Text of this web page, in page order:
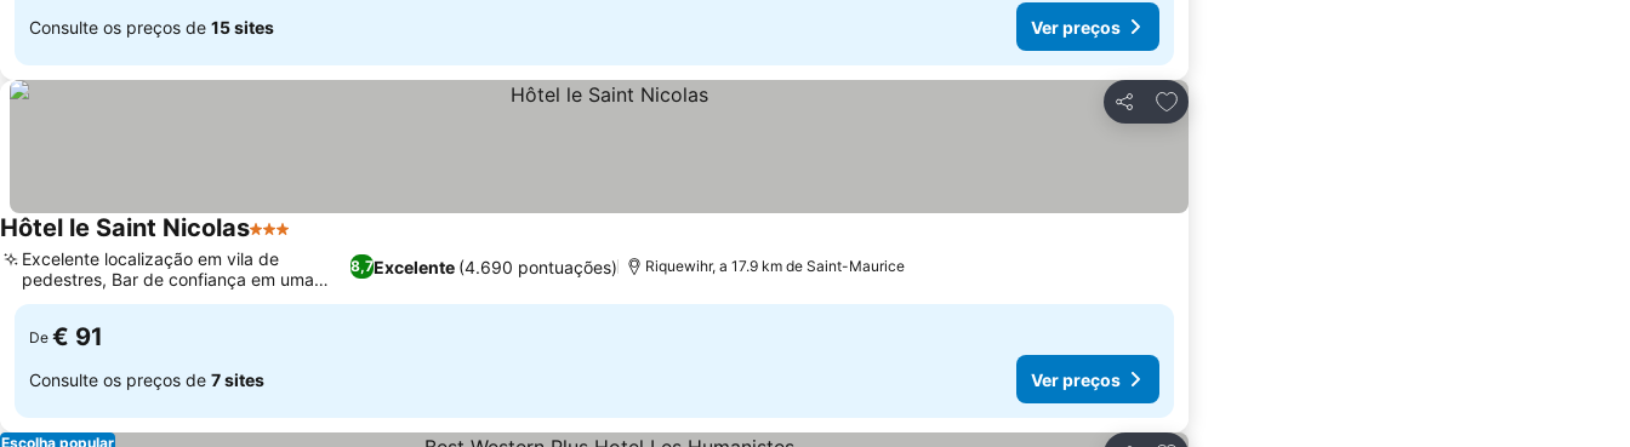
Consulte os preços de 15 sites Ver preços
Partilhar
Adicionar aos favoritos
Hôtel le Saint Nicolas3 Estrelas
8,7Excelente (4.690 pontuações)
Excelente localização em vila de
pedestres, Bar de confiança em uma
adega abobadada
Riquewihr, a 17.9 km de Saint-Maurice
De € 91
Consulte os preços de 7 sites Ver preços
Escolha popular